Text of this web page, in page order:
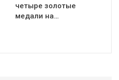
четыре золотые
медали на…